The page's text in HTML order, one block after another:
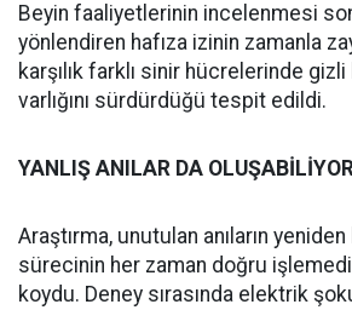
Beyin faaliyetlerinin incelenmesi
yönlendiren hafıza izinin zamanla
karşılık farklı sinir hücrelerinde gizli
varlığını sürdürdüğü tespit edildi.
YANLIŞ ANILAR DA
Araştırma, unutulan anıların yeniden
sürecinin her zaman doğru
koydu. Deney sırasında elektrik